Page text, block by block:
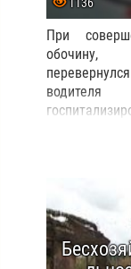
1136
При
обочину,